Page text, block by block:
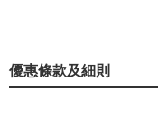
優惠條款及細則